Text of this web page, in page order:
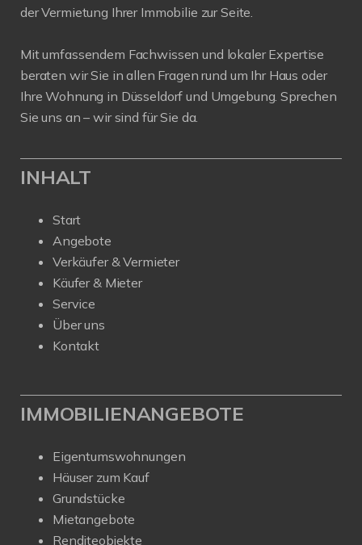
der Vermietung Ihrer Immobilie zur Seite.
Mit umfassendem Fachwissen und lokaler Expertise
beraten wir Sie in allen Fragen rund um Ihr Haus oder
Ihre Wohnung in Düsseldorf und Umgebung. Sprechen
Sie uns an – wir sind für Sie da.
INHALT
Start
Angebote
Verkäufer & Vermieter
Käufer & Mieter
Service
Über uns
Kontakt
IMMOBILIENANGEBOTE
Eigentumswohnungen
Häuser zum Kauf
Grundstücke
Mietangebote
Renditeobjekte